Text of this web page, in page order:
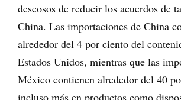
deseosos de reducir los acuerdos de
China. Las importaciones de China
alrededor del 4 por ciento del
Estados Unidos, mientras que las
México contienen alrededor del 40
incluso más en productos como